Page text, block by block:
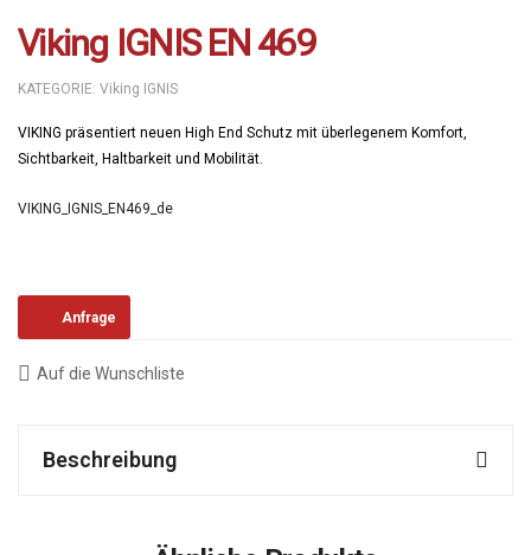
Viking IGNIS EN 469
KATEGORIE: Viking IGNIS
VIKING präsentiert neuen High End Schutz mit überlegenem Komfort,
Sichtbarkeit, Haltbarkeit und Mobilität.
VIKING_IGNIS_EN469_de
Anfrage
Auf die Wunschliste
Beschreibung